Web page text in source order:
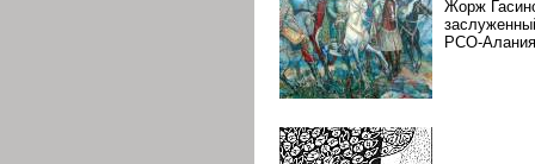
Жорж
РСО-